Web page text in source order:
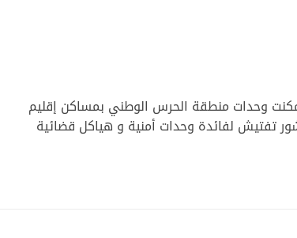
وحدات منطقة الحرس الوطني بمساكن إقليم
ضبط مجرم خطير محل 21 منشور تفتيش لفائدة وحدات أمنية و هياكل قضائية